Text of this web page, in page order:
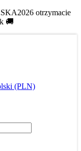
otrzymacie
🚚
(PLN)